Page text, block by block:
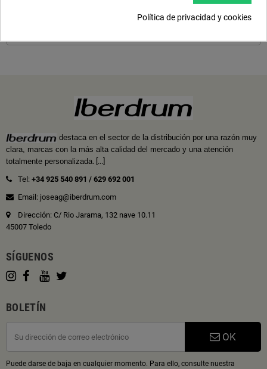
Crash a cutting model. Precision formed, hammered and lathed for
pure, tonally tight sounds, B8X is the bright, cutting sound of pure
destaca en el sector de la distribución por una razón muy
clara, marcas con la más alta calidad del mercado y una atención
totalmente personalizada. [...]
Tel: +34 925 540 891 / 629 692 001
Email: joseag@iberdrum.com
Dirección: C/ Rio Jarama, 132 nave 10.11
45007 Toledo
SÍGUENOS
BOLETÍN
OK
Puede darse de baja en cualquier momento. Para ello, consulte nuestra
Política de privacidad y cookies